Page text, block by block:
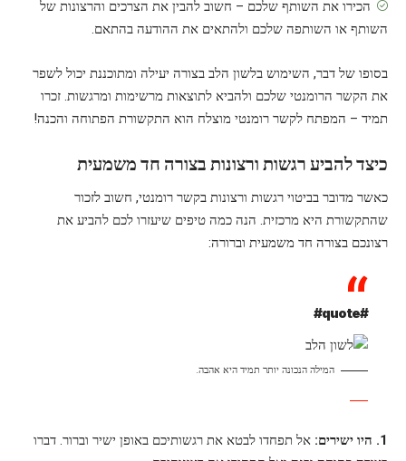
הכירו את השותף שלכם – חשוב להבין את הצרכים והרצונות של
השותף או השותפה שלכם ולהתאים את ההודעה בהתאם.
בסופו של דבר, השימוש בלשון הלב בצורה יעילה ומתוכננת יכול לשפר
את הקשר הרומנטי שלכם ולהביא לתוצאות מרשימות ומרגשות. זכרו
תמיד – המפתח לקשר רומנטי מוצלח הוא התקשורת הפתוחה והכנה!
כיצד להביע רגשות ורצונות בצורה חד משמעית
כאשר מדובר בביטוי רגשות ורצונות בקשר רומנטי, חשוב לזכור
שהתקשורת היא מרכזית. הנה כמה טיפים שיעזרו לכם להביע את
רצונכם בצורה חד משמעית וברורה:
#quote#
המילה הנכונה יותר תמיד היא אהבה.
1. היו ישירים:
אל תפחדו לבטא את רגשותיכם באופן ישיר וברור. דברו